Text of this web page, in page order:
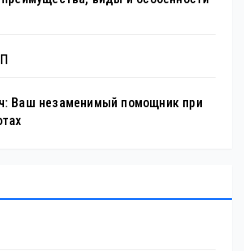
Ваш незаменимый помощник при